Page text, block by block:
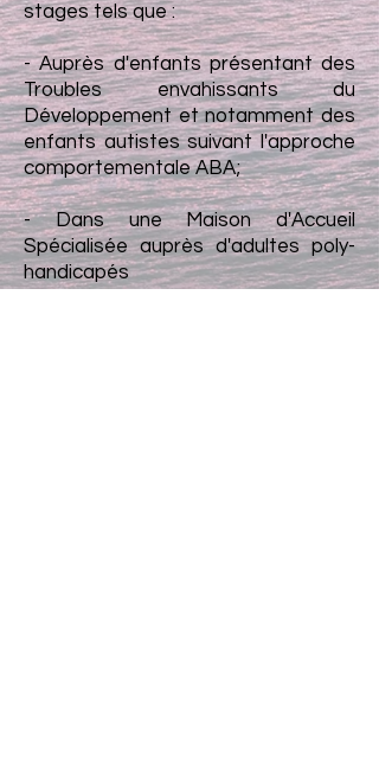
stages tels que :
- Auprès d'enfants présentant des
Troubles envahissants du
Développement et notamment des
enfants autistes suivant l'approche
comportementale ABA;
- Dans une Maison d'Accueil
Spécialisée auprès d'adultes poly-
handicapés